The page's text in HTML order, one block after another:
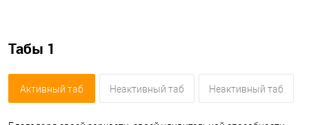
Табы 1
Активный таб Неактивный таб Неактивный таб